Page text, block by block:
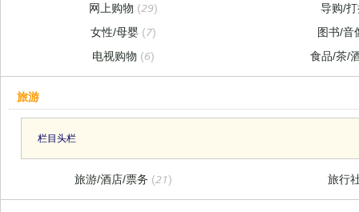
网上购物 (29)
导购/
女性/母婴 (7)
图书/
电视购物 (6) 食品/茶/
旅游
栏目头栏
旅游/酒店/票务 (21) 旅行